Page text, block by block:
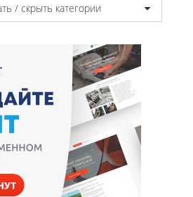
/ скрыть категории